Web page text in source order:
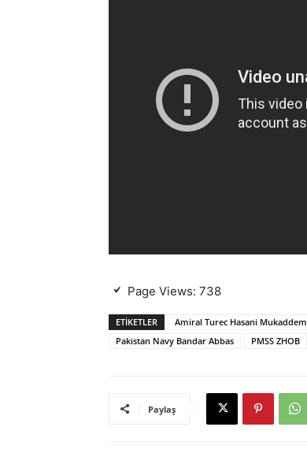
Page Views: 738
ETIKETLER Amiral Turec Hasani Mukaddem
Pakistan Navy Bandar Abbas
PMSS ZHOB
Paylaş